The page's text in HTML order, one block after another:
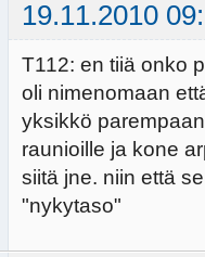
19.11.2010
T112: en tiiä onko
oli nimenomaan
yksikkö
raunioille ja kone
siitä jne. niin että
"nykytaso"